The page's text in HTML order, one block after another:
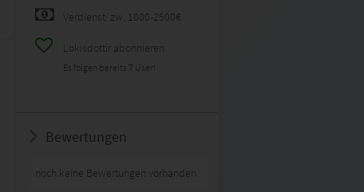
Verdienst: zw. 1000-2500€
Lokisdottir abonnieren
Es folgen bereits 7 User!
Bewertungen
noch keine Bewertungen vorhanden